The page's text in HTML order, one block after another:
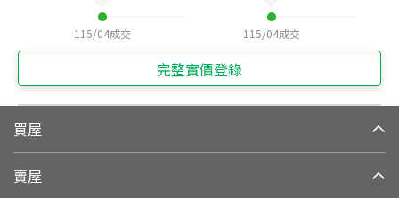
115/04成交 115/04成交
完整實價登錄
買屋
賣屋